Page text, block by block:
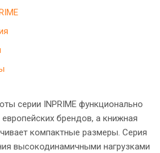
серии INPRIME функционально
брендов, а книжная
компактные размеры. Серия
высокодинамичными нагрузками